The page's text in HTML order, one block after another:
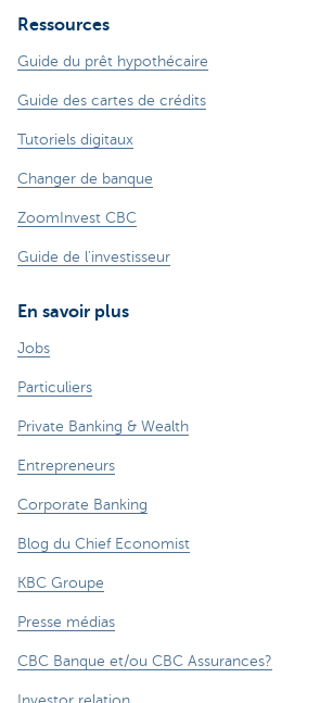
Ressources
Guide du prêt hypothécaire
Guide des cartes de crédits
Tutoriels digitaux
Changer de banque
ZoomInvest CBC
Guide de l'investisseur
En savoir plus
Jobs
Particuliers
Private Banking & Wealth
Entrepreneurs
Corporate Banking
Blog du Chief Economist
KBC Groupe
Presse médias
CBC Banque et/ou CBC Assurances?